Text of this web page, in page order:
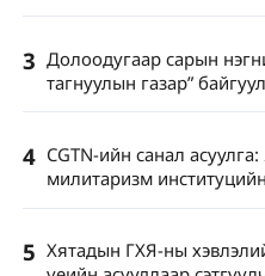
3 Долоодугаар сарын
тагнуулын газар”
4 CGTN-ийн санал
милитаризм
5 Хятадын ГХЯ-ны